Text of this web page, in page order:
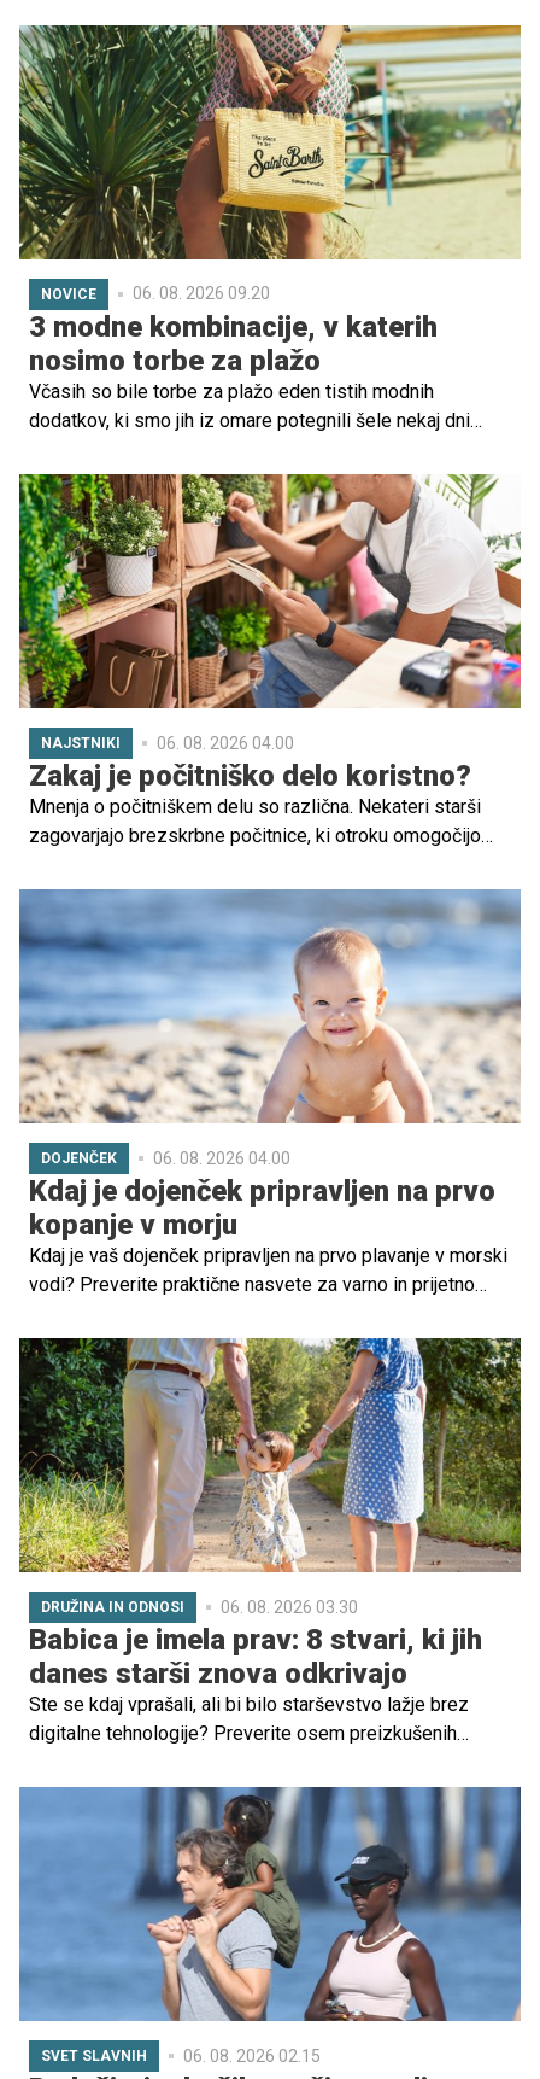
tem, kaj v resnici otroci najbolj potrebujejo za srečno
otroštvo. Ob tem se je spomnila svojega odraščanja in
poudarila, da za ljubeč dom niso najpomembnejši veliki
prostori in popolni pogoji, ampak odnosi, bližina in
občutek varnosti.
NOVICE 06. 08. 2026 09.20
3 modne kombinacije, v katerih
nosimo torbe za plažo
Včasih so bile torbe za plažo eden tistih modnih
dodatkov, ki smo jih iz omare potegnili šele nekaj dni
NAJSTNIKI 06. 08. 2026 04.00
Zakaj je počitniško delo koristno?
Mnenja o počitniškem delu so različna. Nekateri starši
zagovarjajo brezskrbne počitnice, ki otroku omogočijo
privzgajanja delovnih navad. V tem primeru je odlična
DOJENČEK 06. 08. 2026 04.00
Kdaj je dojenček pripravljen na prvo
kopanje v morju
Kdaj je vaš dojenček pripravljen na prvo plavanje v morski
vodi? Preverite praktične nasvete za varno in prijetno
DRUŽINA IN ODNOSI 06. 08. 2026 03.30
Babica je imela prav: 8 stvari, ki jih
danes starši znova odkrivajo
Ste se kdaj vprašali, ali bi bilo starševstvo lažje brez
digitalne tehnologije? Preverite osem preizkušenih
pridobivajo na veljavi in pomagajo otrokom pri grajenju
samostojnosti ter samozavesti.
SVET SLAVNIH 06. 08. 2026 02.15